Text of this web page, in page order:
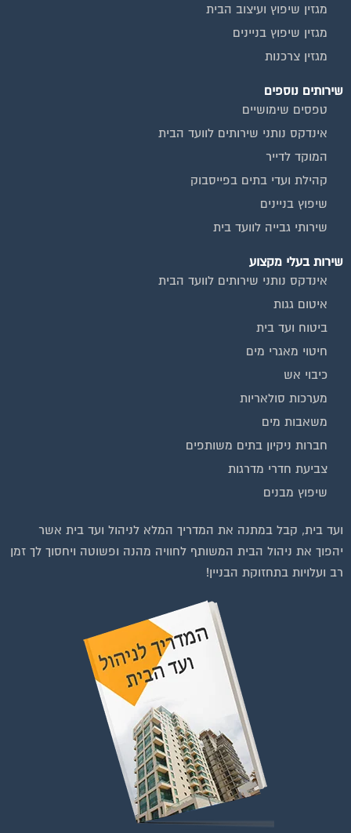
מגזין שיפוץ ועיצוב הבית
מגזין שיפוץ בניינים
מגזין צרכנות
שירותים נוספים
טפסים שימושיים
אינדקס נותני שירותים לוועד הבית
המוקד לדייר
קהילת ועדי בתים בפייסבוק
שיפוץ בניינים
שירותי גבייה לוועד בית
שירות בעלי מקצוע
אינדקס נותני שירותים לוועד הבית
איטום גגות
ביטוח ועד בית
חיטוי מאגרי מים
כיבוי אש
מערכות סולאריות
משאבות מים
חברות ניקיון בתים משותפים
צביעת חדרי מדרגות
שיפוץ מבנים
ועד בית, קבל במתנה את המדריך המלא לניהול ועד בית אשר
יהפוך את ניהול הבית המשותף לחוויה מהנה ופשוטה ויחסוך לך זמן
רב ועלויות בתחזוקת הבניין!
להצטרפות לחצו על התמונה או על הכפתור ושלחו בקשת הצטרפות בדף
הקבוצה
לחץ למעבר לקבוצה